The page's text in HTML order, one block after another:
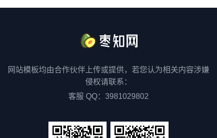
网站模板均由合作伙伴上传或提供，若您认为相关内容涉嫌
侵权请联系：
客服 QQ：3981029802